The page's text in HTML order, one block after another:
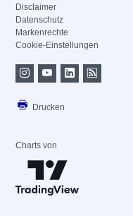
Disclaimer
Datenschutz
Markenrechte
Cookie-Einstellungen
Drucken
Charts von